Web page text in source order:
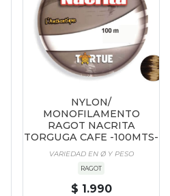
NYLON/
MONOFILAMENTO
RAGOT NACRITA
TORGUGA CAFE -100MTS-
VARIEDAD EN Ø Y PESO
RAGOT
$ 1.990